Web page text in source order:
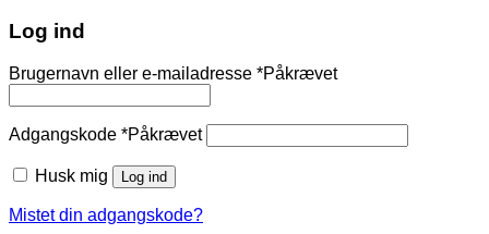
Log ind
Brugernavn eller e-mailadresse *Påkrævet
Adgangskode *Påkrævet
Husk mig Log ind
Mistet din adgangskode?